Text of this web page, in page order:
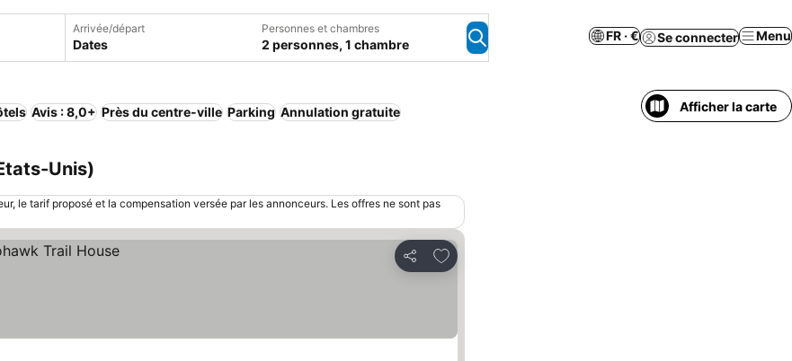
Arrivée/départ
Dates
Personnes et chambres
2 personnes, 1 chambre
FR · € Se connecter Menu
Avis : 8,0+ Près du centre-ville Parking Annulation gratuite Afficher la carte
Unis)
le tarif proposé et la compensation versée par les annonceurs. Les offres ne sont pas
Partager
Ajouter à mes favoris